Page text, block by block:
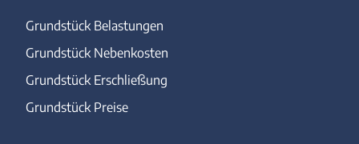
Grundstück Belastungen
Grundstück Nebenkosten
Grundstück Erschließung
Grundstück Preise